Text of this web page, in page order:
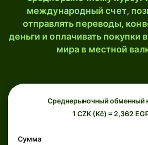
международный счет,
отправлять переводы,
деньги и оплачивать покупки
мира в местной
Среднерыночный обменный
1 CZK (Kč) = 2,362
Сумма